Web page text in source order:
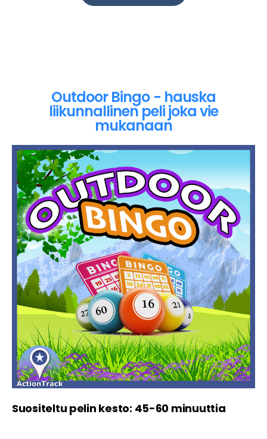
Outdoor Bingo - hauska
liikunnallinen peli joka vie
mukanaan
Suositeltu pelin kesto: 45-60 minuuttia